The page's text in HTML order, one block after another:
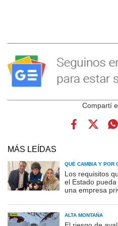
MÁS LEÍDAS
QUÉ CAMBIA Y POR
Los requisitos
el Estado
una empresa
ALTA MONTAÑA